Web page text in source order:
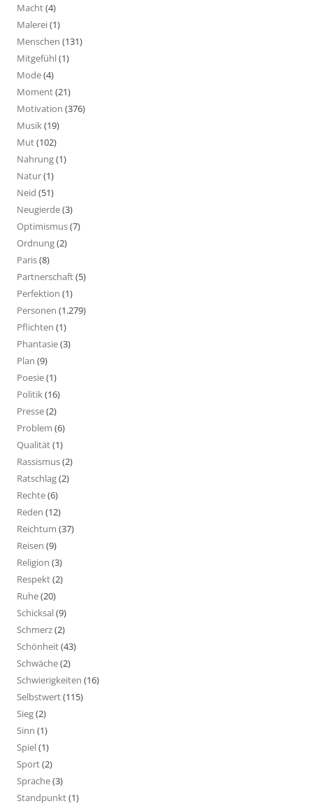
Macht(4)
Malerei(1)
Menschen (131)
Mitgefühl(1)
Mode(4)
Moment(21)
Motivation (376)
Musik(19)
Mut(102)
Nahrung(1)
Natur(1)
Neid (51)
Neugierde(3)
Optimismus(7)
Ordnung(2)
Paris(8)
Partnerschaft(5)
Perfektion (1)
Personen (1.279)
Pflichten (1)
Phantasie(3)
Plan (9)
Poesie(1)
Politik(16)
Presse(2)
Problem (6)
Qualität(1)
Rassismus(2)
Ratschlag(2)
Rechte(6)
Reden (12)
Reichtum (37)
Reisen (9)
Religion (3)
Respekt(2)
Ruhe(20)
Schicksal(9)
Schmerz(2)
Schönheit(43)
Schwäche(2)
Schwierigkeiten (16)
Selbstwert(115)
Sieg(2)
Sinn (1)
Spiel(1)
Sport(2)
Sprache(3)
Standpunkt(1)